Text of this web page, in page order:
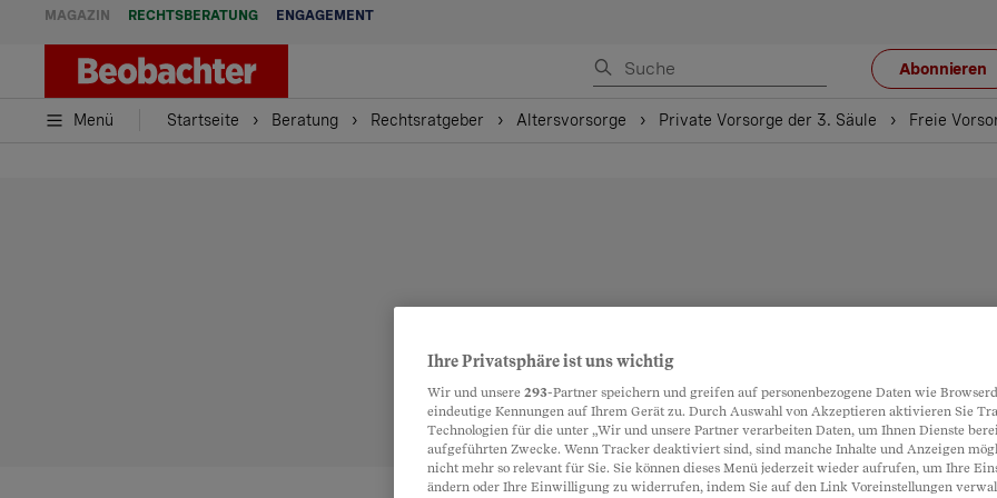
MAGAZIN RECHTSBERATUNG ENGAGEMENT
Abonnieren
Menü Startseite Beratung Rechtsratgeber Altersvorsorge Private Vorsorge der 3. Säule Freie
Ihre Privatsphäre ist uns wichtig
Wir und unsere 293-Partner speichern und greifen auf personenbezogene Daten wie
eindeutige Kennungen auf Ihrem Gerät zu. Durch Auswahl von Akzeptieren aktivieren Sie
Technologien für die unter „Wir und unsere Partner verarbeiten Daten, um Ihnen Dienste
aufgeführten Zwecke. Wenn Tracker deaktiviert sind, sind manche Inhalte und Anzeigen
nicht mehr so relevant für Sie. Sie können dieses Menü jederzeit wieder aufrufen, um Ihre
ändern oder Ihre Einwilligung zu widerrufen, indem Sie auf den Link Voreinstellungen